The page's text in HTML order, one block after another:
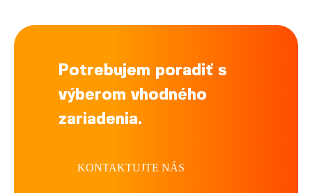
Potrebujem poradiť s
výberom vhodného
zariadenia.
KONTAKTUJTE NÁS